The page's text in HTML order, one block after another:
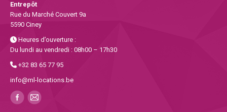
Entrepôt
Rue du Marché Couvert 9a
5590 Ciney
Heures d’ouverture :
Du lundi au vendredi : 08h00 – 17h30
+32 83 65 77 95
info@ml-locations.be